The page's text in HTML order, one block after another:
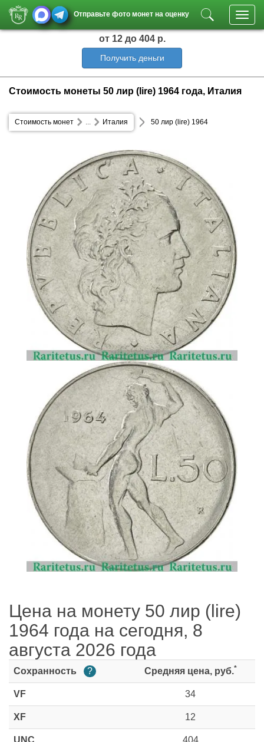
Отправьте фото монет на оценку
от 12 до 404 р.
Получить деньги
Стоимость монеты 50 лир (lire) 1964 года, Италия
Стоимость монет Италия
... 50 лир (lire) 1964
Цена на монету 50 лир (lire)
1964 года на сегодня, 8
августа 2026 года
Сохранность ? Средняя цена, руб.*
VF 34
XF 12
UNC 404